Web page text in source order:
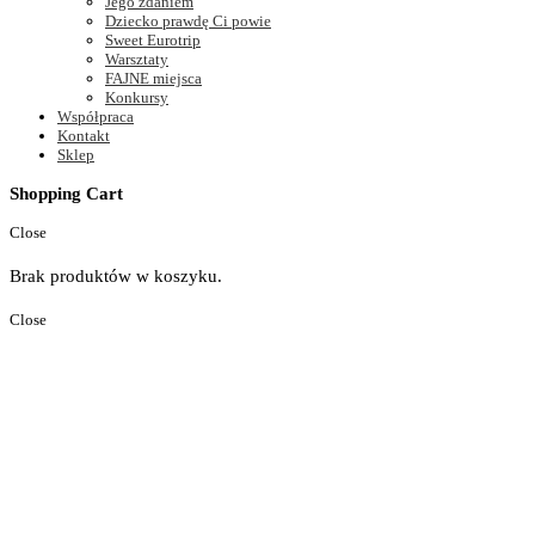
Dziecko prawdę Ci powie
Sweet Eurotrip
Warsztaty
FAJNE miejsca
Konkursy
Współpraca
Kontakt
Sklep
Shopping Cart
Close
Brak produktów w koszyku.
Close